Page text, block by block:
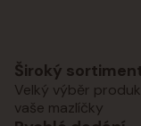
Široký
Velký výběr
vaše mazlíčky